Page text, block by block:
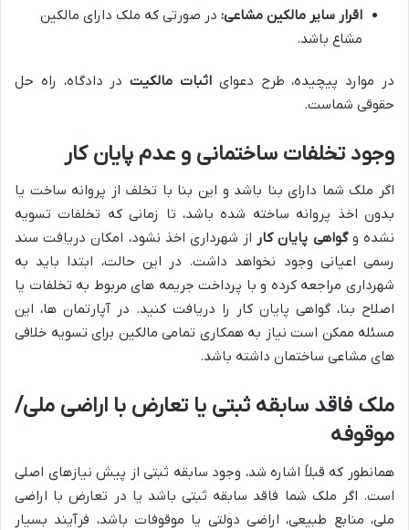
اقرار سایر مالکین مشاعی: در صورتی که ملک دارای مالکین
مشاع باشد.
در موارد پیچیده، طرح دعوای اثبات مالکیتدر دادگاه، راه حل
حقوقی شماست.
وجود تخلفات ساختمانی و عدم پایان کار
اگر ملک شما دارای بنا باشد و این بنا با تخلف از پروانه ساخت یا
بدون اخذ پروانه ساخته شده باشد، تا زمانی که تخلفات تسویه
نشده وگواهی پایان کار از شهرداری اخذ نشود، امکان دریافت سند
رسمی اعیانی وجود نخواهد داشت. در این حالت، ابتدا باید به
شهرداری مراجعه کرده و با پرداخت جریمه های مربوط به تخلفات یا
اصلاح بنا، گواهی پایان کار را دریافت کنید. در آپارتمان ها، این
مسئله ممکن است نیاز به همکاری تمامی مالکین برای تسویه خلافی
های مشاعی ساختمان داشته باشد.
ملک فاقد سابقه ثبتی یا تعارض با اراضی ملی/
موقوفه
همانطور که قبلاً اشاره شد، وجود سابقه ثبتی از پیش نیازهای اصلی
است. اگر ملک شما فاقد سابقه ثبتی باشد یا در تعارض با اراضی
ملی، منابع طبیعی، اراضی دولتی یا موقوفات باشد، فرآیند بسیار